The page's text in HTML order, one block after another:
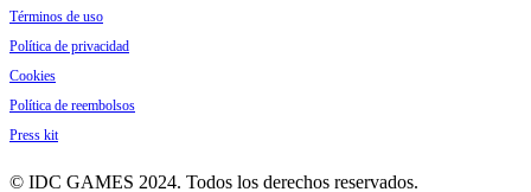
Términos de uso
Política de privacidad
Cookies
Política de reembolsos
Press kit
© IDC GAMES 2024. Todos los derechos reservados.